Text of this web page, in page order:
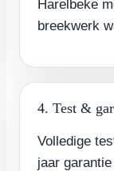
Harelbeke
breekwerk
4. Test &
Volledige
jaar